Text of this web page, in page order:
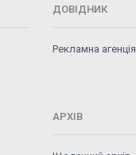
ДОВІДНИК
Рекламна агенція
АРХІВ